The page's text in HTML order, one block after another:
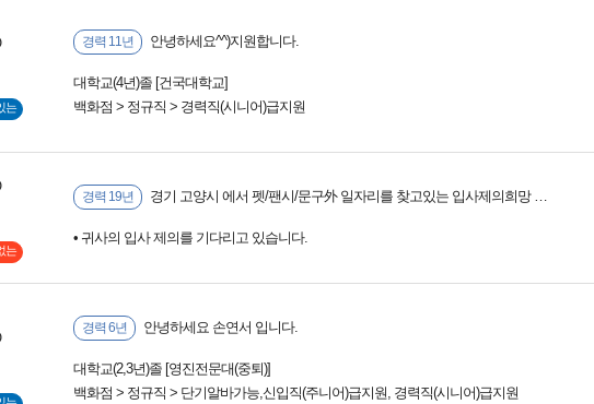
는
경력 11년 안녕하세요^^)지원합니다.
대학교(4년)졸 [건국대학교]
백화점 > 정규직 > 경력직(시니어)급지원
는
경력 19년 경기 고양시 에서 펫/팬시/문구外 일자리를 찾고있는 입사제의희망 인재입니다.
• 귀사의 입사 제의를 기다리고 있습니다.
경력 6년 안녕하세요 손연서 입니다.
대학교(2,3년)졸 [영진전문대(중퇴)]
백화점 > 정규직 > 단기알바가능,신입직(주니어)급지원, 경력직(시니어)급지원